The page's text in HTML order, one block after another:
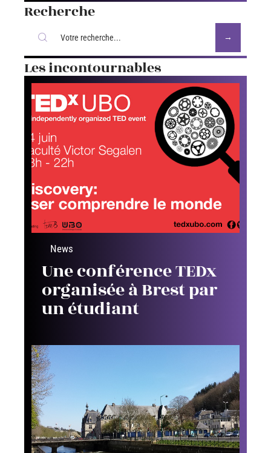
Recherche
Les incontournables
News
Une conférence TEDx
organisée à Brest par
un étudiant